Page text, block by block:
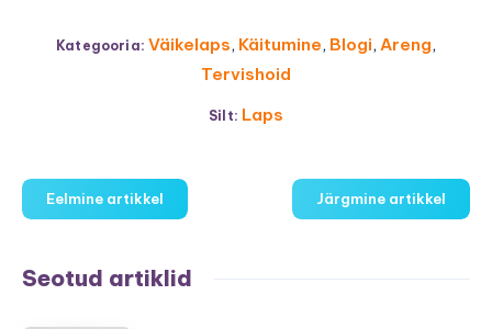
Kategooria: Väikelaps, Käitumine, Blogi, Areng,
Tervishoid
Silt: Laps
Eelmine artikkel Järgmine artikkel
Seotud artiklid